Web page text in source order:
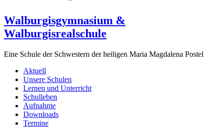
Walburgisgymnasium &
Walburgisrealschule
Eine Schule der Schwestern der heiligen Maria Magdalena Postel
Aktuell
Unsere Schulen
Lernen und Unterricht
Schulleben
Aufnahme
Downloads
Termine